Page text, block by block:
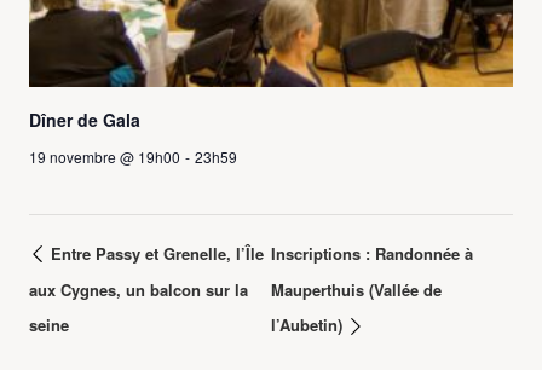
Dîner de Gala
19 novembre @ 19h00 - 23h59
Entre Passy et Grenelle, l’Île
aux Cygnes, un balcon sur la
seine
Inscriptions : Randonnée à
Mauperthuis (Vallée de
l’Aubetin)